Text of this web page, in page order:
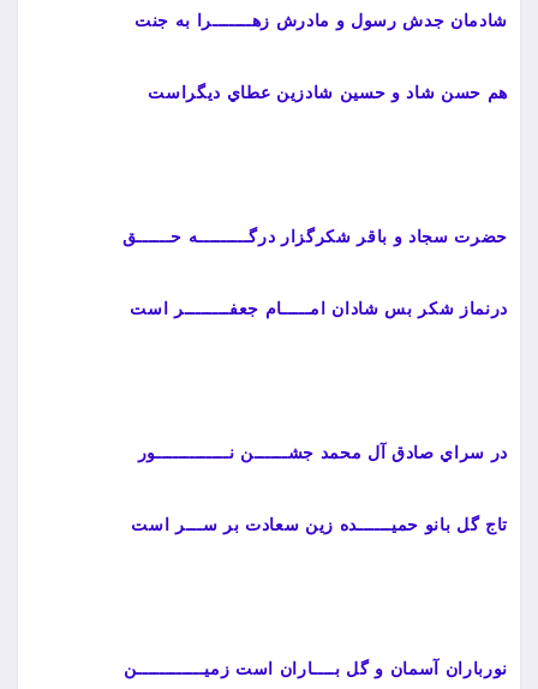
شادمان جدش رسول و مادرش زهـــــــرا به جنت
هم حسن شاد و حسين شادزين عطاي ديگراست
حضرت سجاد و باقر شكرگزار درگـــــــــه حــــــق
درنماز شكر بس شادان امـــــام جعفــــــــر است
در سراي صادق آل محمد جشــــــن نـــــــــــــور
تاج گل بانو حميــــــده زين سعادت بر ســـر است
نورباران آسمان و گل بــــاران است زميــــــــــــن